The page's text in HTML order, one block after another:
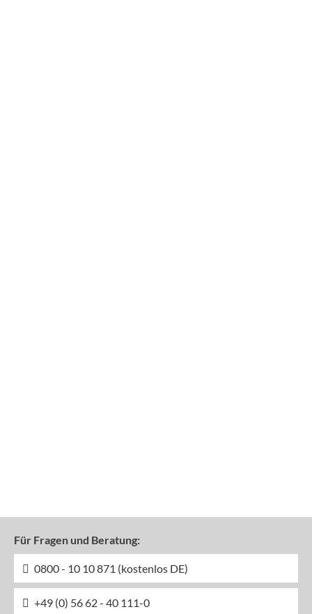
Für Fragen und Beratung:
0800 - 10 10 871 (kostenlos DE)
+49 (0) 56 62 - 40 111-0